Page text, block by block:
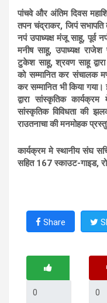
पांचवे और अंतिम दिवस
तपन चंद्राकर, जिपं सभापति
नपं उपाध्यक्ष मंजू साहू, पूर्व
मनीष साहू, उपाध्यक्ष राजेश
टुकेश साहू, श्रवण साहू
को सम्मानित कर संचालक
कर सम्मानित भी किया गया।
द्वारा सांस्कृतिक
सांस्कृतिक विविधता की
राउतनाचा की मनमोहक
कार्यक्रम मे स्थानीय संघ
सहित 167 स्काउट-गाइड,
Share